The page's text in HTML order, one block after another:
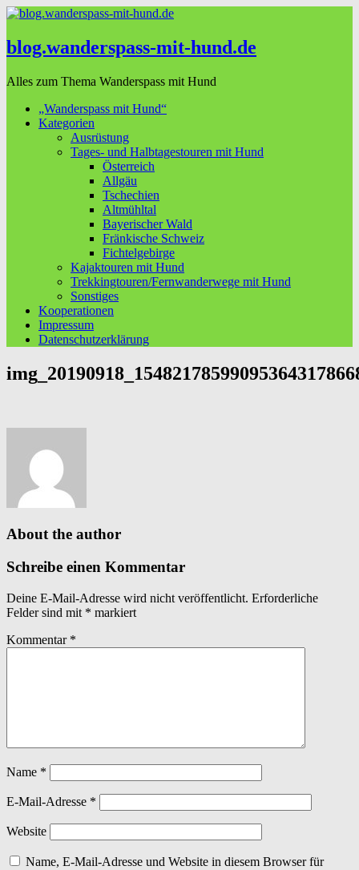
blog.wanderspass-mit-hund.de
Alles zum Thema Wanderspass mit Hund
„Wanderspass mit Hund“
Kategorien
Ausrüstung
Tages- und Halbtagestouren mit Hund
Österreich
Allgäu
Tschechien
Altmühltal
Bayerischer Wald
Fränkische Schweiz
Fichtelgebirge
Kajaktouren mit Hund
Trekkingtouren/Fernwanderwege mit Hund
Sonstiges
Kooperationen
Impressum
Datenschutzerklärung
About the author
Schreibe einen Kommentar
Deine E-Mail-Adresse wird nicht veröffentlicht. Erforderliche
Felder sind mit * markiert
Kommentar *
Name *
E-Mail-Adresse *
Website
Name, E-Mail-Adresse und Website in diesem Browser für